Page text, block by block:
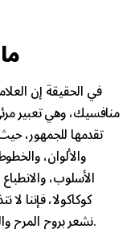
في الحقيقة إن
منافسيك، وهي تعبير
تقدمها للجمهور،
والألوان،
الأسلوب،
كوكاكولا، فإننا
نشعر بروح المرح والحيوية التي تتسم بها هذه الشركة وتروج لها.